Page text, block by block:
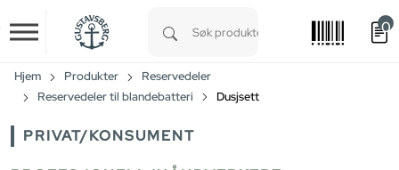
Skip to main content
0
Hjem Produkter
Reservedeler
Reservedeler til blandebatteri
Dusjsett
PRIVAT/KONSUMENT